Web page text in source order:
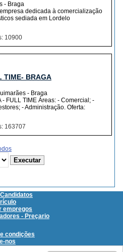
- Braga
dedicada à comercialização
sediada em Lordelo
10900
TIME- BRAGA
- Braga
- FULL TIME Áreas: - Comercial; -
- Administração. Oferta:
163707
empregos
- Preçario
condições
nos